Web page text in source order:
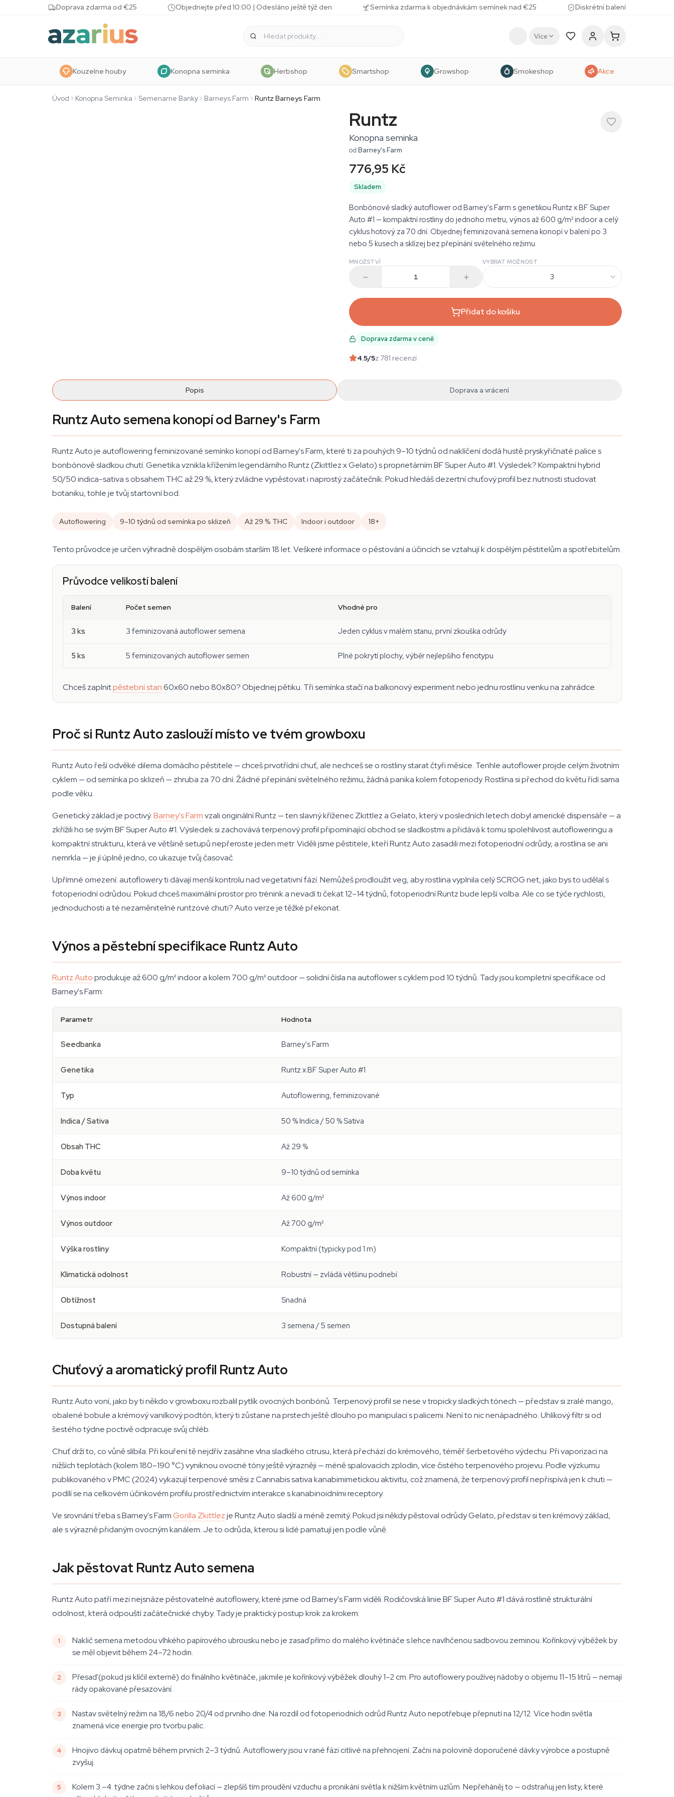
Skip to contentDoprava zdarma od €25 Objednejte před 10:00 | Odesláno ještě týž den Semínka zdarma k objednávkám semínek nad €25 Diskrétní balení
Více
Kouzelne houby Konopna seminka Herbshop Smartshop Growshop Smokeshop Akce
Úvod Konopna Seminka Semenarne Banky Barneys Farm Runtz Barneys Farm
Runtz
Konopna seminka
od Barney's Farm
776,95 Kč
Skladem
Bonbónově sladký autoflower od Barney's Farm s genetikou Runtz x BF Super
Auto #1 — kompaktní rostliny do jednoho metru, výnos až 600 g/m² indoor a celý
cyklus hotový za 70 dní. Objednej feminizovaná semena konopí v balení po 3
nebo 5 kusech a sklízej bez přepínání světelného režimu.
MNOŽSTVÍ VYBRAT MOŽNOST
3
Přidat do košíku
Doprava zdarma v ceně
4.5/5z 781 recenzí
Popis Doprava a vrácení
Runtz Auto semena konopí od Barney's Farm
Runtz Auto je autoflowering feminizované semínko konopí od Barney's Farm, které ti za pouhých 9–10 týdnů od naklíčení dodá hustě pryskyřičnaté palice s
bonbónově sladkou chutí. Genetika vznikla křížením legendárního Runtz (Zkittlez x Gelato) s proprietárním BF Super Auto #1. Výsledek? Kompaktní hybrid
50/50 indica-sativa s obsahem THC až 29 %, který zvládne vypěstovat i naprostý začátečník. Pokud hledáš dezertní chuťový profil bez nutnosti studovat
botaniku, tohle je tvůj startovní bod.
Autoflowering 9–10 týdnů od semínka po sklizeň Až 29 % THC Indoor i outdoor 18+
Tento průvodce je určen výhradně dospělým osobám starším 18 let. Veškeré informace o pěstování a účincích se vztahují k dospělým pěstitelům a spotřebitelům.
Průvodce velikostí balení
Balení Počet semen Vhodné pro
3 ks 3 feminizovaná autoflower semena Jeden cyklus v malém stanu, první zkouška odrůdy
5 ks 5 feminizovaných autoflower semen Plné pokrytí plochy, výběr nejlepšího fenotypu
Chceš zaplnitpěstební stan60x60 nebo 80x80? Objednej pětiku. Tři semínka stačí na balkonový experiment nebo jednu rostlinu venku na zahrádce.
Proč si Runtz Auto zaslouží místo ve tvém growboxu
Runtz Auto řeší odvěké dilema domácího pěstitele — chceš prvotřídní chuť, ale nechceš se o rostliny starat čtyři měsíce. Tenhle autoflower projde celým životním
cyklem — od semínka po sklizeň — zhruba za 70 dní. Žádné přepínání světelného režimu, žádná panika kolem fotoperiody. Rostlina si přechod do květu řídí sama
podle věku.
Genetický základ je poctivý.Barney's Farmvzali originální Runtz — ten slavný kříženec Zkittlez a Gelato, který v posledních letech dobyl americké dispensáře — a
zkřížili ho se svým BF Super Auto #1. Výsledek si zachovává terpenový profil připomínající obchod se sladkostmi a přidává k tomu spolehlivost autofloweringu a
kompaktní strukturu, která ve většině setupů nepřeroste jeden metr. Viděli jsme pěstitele, kteří Runtz Auto zasadili mezi fotoperiodní odrůdy, a rostlina se ani
nemrkla — je jí úplně jedno, co ukazuje tvůj časovač.
Upřímné omezení: autoflowery ti dávají menší kontrolu nad vegetativní fází. Nemůžeš prodloužit veg, aby rostlina vyplnila celý SCROG net, jako bys to udělal s
fotoperiodní odrůdou. Pokud chceš maximální prostor pro trénink a nevadí ti čekat 12–14 týdnů, fotoperiodní Runtz bude lepší volba. Ale co se týče rychlosti,
jednoduchosti a té nezaměnitelné runtzové chuti? Auto verze je těžké překonat.
Výnos a pěstební specifikace Runtz Auto
Runtz Autoprodukuje až 600 g/m² indoor a kolem 700 g/m² outdoor — solidní čísla na autoflower s cyklem pod 10 týdnů. Tady jsou kompletní specifikace od
Barney's Farm:
Parametr Hodnota
Seedbanka Barney's Farm
Genetika Runtz x BF Super Auto #1
Typ Autoflowering, feminizované
Indica / Sativa 50 % Indica / 50 % Sativa
Obsah THC Až 29 %
Doba květu 9–10 týdnů od semínka
Výnos indoor Až 600 g/m²
Výnos outdoor Až 700 g/m²
Výška rostliny Kompaktní (typicky pod 1 m)
Klimatická odolnost Robustní — zvládá většinu podnebí
Obtížnost Snadná
Dostupná balení 3 semena / 5 semen
Chuťový a aromatický profil Runtz Auto
Runtz Auto voní, jako by ti někdo v growboxu rozbalil pytlík ovocných bonbónů. Terpenový profil se nese v tropicky sladkých tónech — představ si zralé mango,
obalené bobule a krémový vanilkový podtón, který ti zůstane na prstech ještě dlouho po manipulaci s palicemi. Není to nic nenápadného. Uhlíkový filtr si od
šestého týdne poctivě odpracuje svůj chléb.
Chuť drží to, co vůně slíbila. Při kouření tě nejdřív zasáhne vlna sladkého citrusu, která přechází do krémového, téměř šerbetového výdechu. Při vaporizaci na
nižších teplotách (kolem 180–190 °C) vyniknou ovocné tóny ještě výrazněji — méně spalovacích zplodin, více čistého terpenového projevu. Podle výzkumu
publikovaného v PMC (2024) vykazují terpenové směsi z Cannabis sativa kanabimimetickou aktivitu, což znamená, že terpenový profil nepřispívá jen k chuti —
podílí se na celkovém účinkovém profilu prostřednictvím interakce s kanabinoidními receptory.
Ve srovnání třeba s Barney's FarmGorilla Zkittlezje Runtz Auto sladší a méně zemitý. Pokud jsi někdy pěstoval odrůdy Gelato, představ si ten krémový základ,
ale s výrazně přidaným ovocným kanálem. Je to odrůda, kterou si lidé pamatují jen podle vůně.
Jak pěstovat Runtz Auto semena
Runtz Auto patří mezi nejsnáze pěstovatelné autoflowery, které jsme od Barney's Farm viděli. Rodičovská linie BF Super Auto #1 dává rostlině strukturální
odolnost, která odpouští začátečnické chyby. Tady je praktický postup krok za krokem:
Naklič semena metodou vlhkého papírového ubrousku nebo je zasaď přímo do malého květináče s lehce navlhčenou sadbovou zeminou. Kořínkový výběžek by
se měl objevit během 24–72 hodin.
Přesaď (pokud jsi klíčil externě) do finálního květináče, jakmile je kořínkový výběžek dlouhý 1–2 cm. Pro autoflowery používej nádoby o objemu 11–15 litrů — nemají
rády opakované přesazování.
Nastav světelný režim na 18/6 nebo 20/4 od prvního dne. Na rozdíl od fotoperiodních odrůd Runtz Auto nepotřebuje přepnutí na 12/12. Více hodin světla
znamená více energie pro tvorbu palic.
Hnojivo dávkuj opatrně během prvních 2–3 týdnů. Autoflowery jsou v rané fázi citlivé na přehnojení. Začni na polovině doporučené dávky výrobce a postupně
zvyšuj.
Kolem 3.–4. týdne začni s lehkou defoliací — zlepšíš tím proudění vzduchu a pronikání světla k nižším květním uzlům. Nepřeháněj to — odstraňuj jen listy, které